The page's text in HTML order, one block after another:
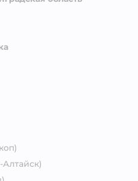
Алтайск)